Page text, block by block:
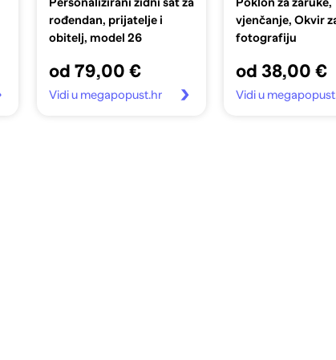
rođendan, prijatelje i
obitelj, model 26
od 79,00 €
Vidi u megapopust.hr
vjenčanje, Okvir
fotografiju
od 38,00 €
Vidi u